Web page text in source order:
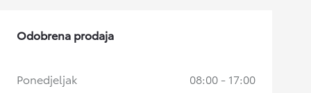
Odobrena prodaja
Ponedjeljak 08:00 - 17:00